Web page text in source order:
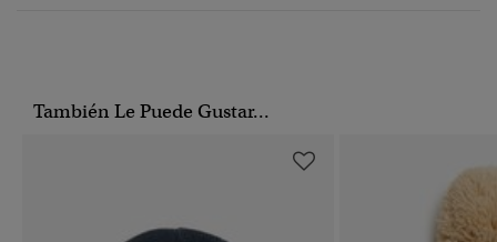
También Le Puede Gustar...